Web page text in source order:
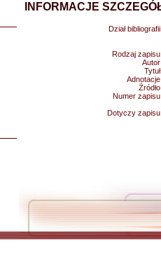
INFORMACJE
Dział bibliografii:
Rodzaj zapisu:
Autor:
Tytuł:
Adnotacje:
Źródło:
Numer zapisu:
Dotyczy zapisu: